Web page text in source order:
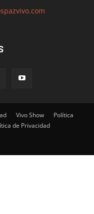
Vivo Show
Política
de Privacidad